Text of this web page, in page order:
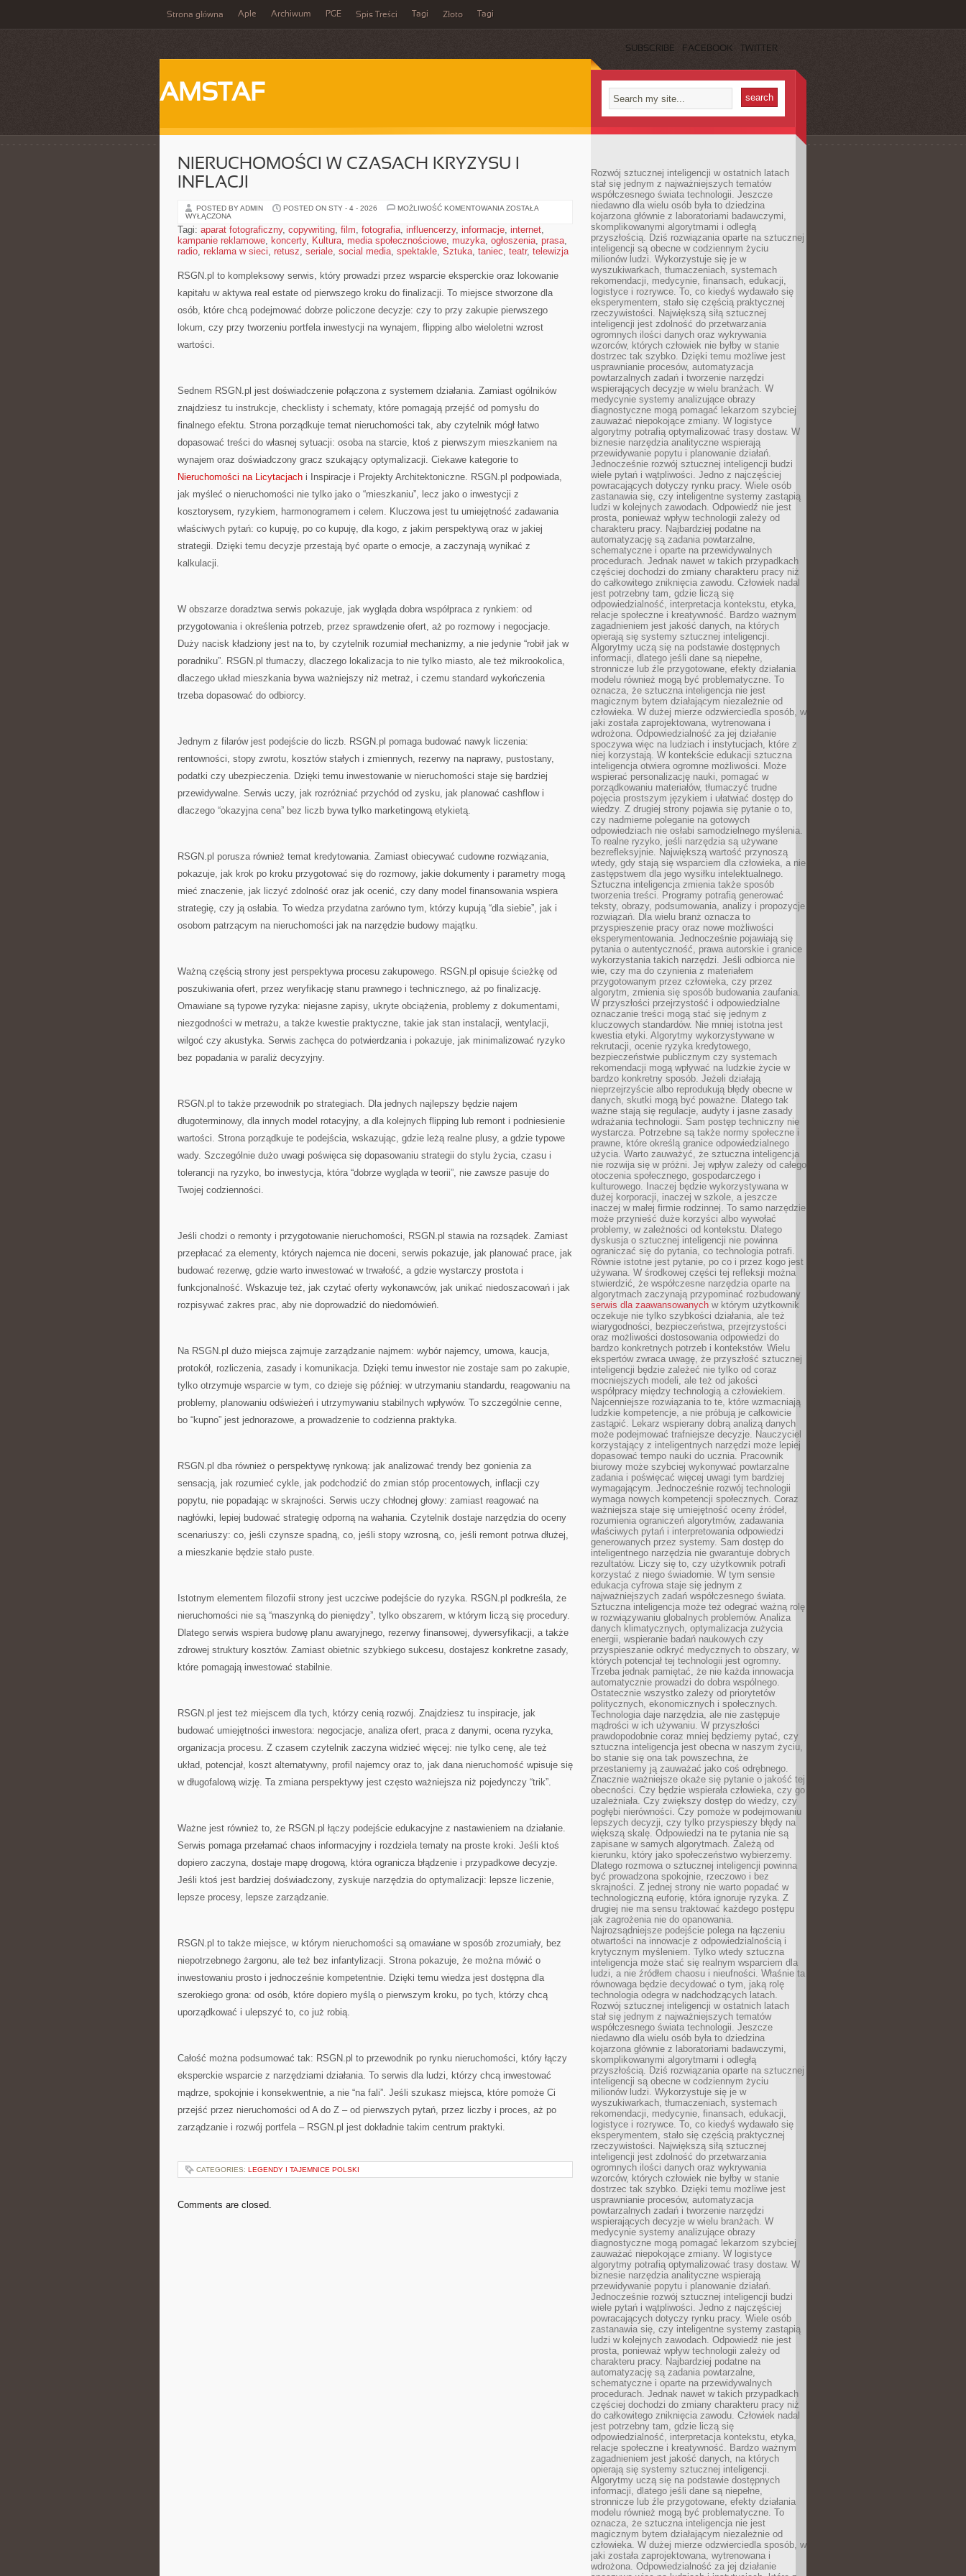
Strona główna Aple Archiwum PGE Spis Treści Tagi Złoto Tagi
SUBSCRIBE FACEBOOK TWITTER
AMSTAF
NIERUCHOMOŚCI W CZASACH KRYZYSU I
INFLACJI
POSTED BY ADMIN POSTED ON STY - 4 - 2026 MOŻLIWOŚĆ KOMENTOWANIA NIERUCHOMOŚCI
KRYZYSU
I
INFLACJI
ZOSTAŁA
WYŁĄCZONA
Tagi: aparat fotograficzny, copywriting, film, fotografia, influencerzy, informacje, internet,
kampanie reklamowe, koncerty, Kultura, media społecznościowe, muzyka, ogłoszenia, prasa,
radio, reklama w sieci, retusz, seriale, social media, spektakle, Sztuka, taniec, teatr, telewizja
RSGN.pl to kompleksowy serwis, który prowadzi przez wsparcie eksperckie oraz lokowanie
kapitału w aktywa real estate od pierwszego kroku do finalizacji. To miejsce stworzone dla
osób, które chcą podejmować dobrze policzone decyzje: czy to przy zakupie pierwszego
lokum, czy przy tworzeniu portfela inwestycji na wynajem, flipping albo wieloletni wzrost
wartości.
Sednem RSGN.pl jest doświadczenie połączona z systemem działania. Zamiast ogólników
znajdziesz tu instrukcje, checklisty i schematy, które pomagają przejść od pomysłu do
finalnego efektu. Strona porządkuje temat nieruchomości tak, aby czytelnik mógł łatwo
dopasować treści do własnej sytuacji: osoba na starcie, ktoś z pierwszym mieszkaniem na
wynajem oraz doświadczony gracz szukający optymalizacji. Ciekawe kategorie to
Nieruchomości na Licytacjach i Inspiracje i Projekty Architektoniczne. RSGN.pl podpowiada,
jak myśleć o nieruchomości nie tylko jako o “mieszkaniu”, lecz jako o inwestycji z
kosztorysem, ryzykiem, harmonogramem i celem. Kluczowa jest tu umiejętność zadawania
właściwych pytań: co kupuję, po co kupuję, dla kogo, z jakim perspektywą oraz w jakiej
strategii. Dzięki temu decyzje przestają być oparte o emocje, a zaczynają wynikać z
kalkulacji.
W obszarze doradztwa serwis pokazuje, jak wygląda dobra współpraca z rynkiem: od
przygotowania i określenia potrzeb, przez sprawdzenie ofert, aż po rozmowy i negocjacje.
Duży nacisk kładziony jest na to, by czytelnik rozumiał mechanizmy, a nie jedynie “robił jak w
poradniku”. RSGN.pl tłumaczy, dlaczego lokalizacja to nie tylko miasto, ale też mikrookolica,
dlaczego układ mieszkania bywa ważniejszy niż metraż, i czemu standard wykończenia
trzeba dopasować do odbiorcy.
Jednym z filarów jest podejście do liczb. RSGN.pl pomaga budować nawyk liczenia:
rentowności, stopy zwrotu, kosztów stałych i zmiennych, rezerwy na naprawy, pustostany,
podatki czy ubezpieczenia. Dzięki temu inwestowanie w nieruchomości staje się bardziej
przewidywalne. Serwis uczy, jak rozróżniać przychód od zysku, jak planować cashflow i
dlaczego “okazyjna cena” bez liczb bywa tylko marketingową etykietą.
RSGN.pl porusza również temat kredytowania. Zamiast obiecywać cudowne rozwiązania,
pokazuje, jak krok po kroku przygotować się do rozmowy, jakie dokumenty i parametry mogą
mieć znaczenie, jak liczyć zdolność oraz jak ocenić, czy dany model finansowania wspiera
strategię, czy ją osłabia. To wiedza przydatna zarówno tym, którzy kupują “dla siebie”, jak i
osobom patrzącym na nieruchomości jak na narzędzie budowy majątku.
Ważną częścią strony jest perspektywa procesu zakupowego. RSGN.pl opisuje ścieżkę od
poszukiwania ofert, przez weryfikację stanu prawnego i technicznego, aż po finalizację.
Omawiane są typowe ryzyka: niejasne zapisy, ukryte obciążenia, problemy z dokumentami,
niezgodności w metrażu, a także kwestie praktyczne, takie jak stan instalacji, wentylacji,
wilgoć czy akustyka. Serwis zachęca do potwierdzania i pokazuje, jak minimalizować ryzyko
bez popadania w paraliż decyzyjny.
RSGN.pl to także przewodnik po strategiach. Dla jednych najlepszy będzie najem
długoterminowy, dla innych model rotacyjny, a dla kolejnych flipping lub remont i podniesienie
wartości. Strona porządkuje te podejścia, wskazując, gdzie leżą realne plusy, a gdzie typowe
wady. Szczególnie dużo uwagi poświęca się dopasowaniu strategii do stylu życia, czasu i
tolerancji na ryzyko, bo inwestycja, która “dobrze wygląda w teorii”, nie zawsze pasuje do
Twojej codzienności.
Jeśli chodzi o remonty i przygotowanie nieruchomości, RSGN.pl stawia na rozsądek. Zamiast
przepłacać za elementy, których najemca nie doceni, serwis pokazuje, jak planować prace, jak
budować rezerwę, gdzie warto inwestować w trwałość, a gdzie wystarczy prostota i
funkcjonalność. Wskazuje też, jak czytać oferty wykonawców, jak unikać niedoszacowań i jak
rozpisywać zakres prac, aby nie doprowadzić do niedomówień.
Na RSGN.pl dużo miejsca zajmuje zarządzanie najmem: wybór najemcy, umowa, kaucja,
protokół, rozliczenia, zasady i komunikacja. Dzięki temu inwestor nie zostaje sam po zakupie,
tylko otrzymuje wsparcie w tym, co dzieje się później: w utrzymaniu standardu, reagowaniu na
problemy, planowaniu odświeżeń i utrzymywaniu stabilnych wpływów. To szczególnie cenne,
bo “kupno” jest jednorazowe, a prowadzenie to codzienna praktyka.
RSGN.pl dba również o perspektywę rynkową: jak analizować trendy bez gonienia za
sensacją, jak rozumieć cykle, jak podchodzić do zmian stóp procentowych, inflacji czy
popytu, nie popadając w skrajności. Serwis uczy chłodnej głowy: zamiast reagować na
nagłówki, lepiej budować strategię odporną na wahania. Czytelnik dostaje narzędzia do oceny
scenariuszy: co, jeśli czynsze spadną, co, jeśli stopy wzrosną, co, jeśli remont potrwa dłużej,
a mieszkanie będzie stało puste.
Istotnym elementem filozofii strony jest uczciwe podejście do ryzyka. RSGN.pl podkreśla, że
nieruchomości nie są “maszynką do pieniędzy”, tylko obszarem, w którym liczą się procedury.
Dlatego serwis wspiera budowę planu awaryjnego, rezerwy finansowej, dywersyfikacji, a także
zdrowej struktury kosztów. Zamiast obietnic szybkiego sukcesu, dostajesz konkretne zasady,
które pomagają inwestować stabilnie.
RSGN.pl jest też miejscem dla tych, którzy cenią rozwój. Znajdziesz tu inspiracje, jak
budować umiejętności inwestora: negocjacje, analiza ofert, praca z danymi, ocena ryzyka,
organizacja procesu. Z czasem czytelnik zaczyna widzieć więcej: nie tylko cenę, ale też
układ, potencjał, koszt alternatywny, profil najemcy oraz to, jak dana nieruchomość wpisuje się
w długofalową wizję. Ta zmiana perspektywy jest często ważniejsza niż pojedynczy “trik”.
Ważne jest również to, że RSGN.pl łączy podejście edukacyjne z nastawieniem na działanie.
Serwis pomaga przełamać chaos informacyjny i rozdziela tematy na proste kroki. Jeśli ktoś
dopiero zaczyna, dostaje mapę drogową, która ogranicza błądzenie i przypadkowe decyzje.
Jeśli ktoś jest bardziej doświadczony, zyskuje narzędzia do optymalizacji: lepsze liczenie,
lepsze procesy, lepsze zarządzanie.
RSGN.pl to także miejsce, w którym nieruchomości są omawiane w sposób zrozumiały, bez
niepotrzebnego żargonu, ale też bez infantylizacji. Strona pokazuje, że można mówić o
inwestowaniu prosto i jednocześnie kompetentnie. Dzięki temu wiedza jest dostępna dla
szerokiego grona: od osób, które dopiero myślą o pierwszym kroku, po tych, którzy chcą
uporządkować i ulepszyć to, co już robią.
Całość można podsumować tak: RSGN.pl to przewodnik po rynku nieruchomości, który łączy
eksperckie wsparcie z narzędziami działania. To serwis dla ludzi, którzy chcą inwestować
mądrze, spokojnie i konsekwentnie, a nie “na fali”. Jeśli szukasz miejsca, które pomoże Ci
przejść przez nieruchomości od A do Z – od pierwszych pytań, przez liczby i proces, aż po
zarządzanie i rozwój portfela – RSGN.pl jest dokładnie takim centrum praktyki.
CATEGORIES: LEGENDY I TAJEMNICE POLSKI
Comments are closed.
Rozwój sztucznej inteligencji w ostatnich latach
stał się jednym z najważniejszych tematów
współczesnego świata technologii. Jeszcze
niedawno dla wielu osób była to dziedzina
kojarzona głównie z laboratoriami badawczymi,
skomplikowanymi algorytmami i odległą
przyszłością. Dziś rozwiązania oparte na sztucznej
inteligencji są obecne w codziennym życiu
milionów ludzi. Wykorzystuje się je w
wyszukiwarkach, tłumaczeniach, systemach
rekomendacji, medycynie, finansach, edukacji,
logistyce i rozrywce. To, co kiedyś wydawało się
eksperymentem, stało się częścią praktycznej
rzeczywistości. Największą siłą sztucznej
inteligencji jest zdolność do przetwarzania
ogromnych ilości danych oraz wykrywania
wzorców, których człowiek nie byłby w stanie
dostrzec tak szybko. Dzięki temu możliwe jest
usprawnianie procesów, automatyzacja
powtarzalnych zadań i tworzenie narzędzi
wspierających decyzje w wielu branżach. W
medycynie systemy analizujące obrazy
diagnostyczne mogą pomagać lekarzom szybciej
zauważać niepokojące zmiany. W logistyce
algorytmy potrafią optymalizować trasy dostaw. W
biznesie narzędzia analityczne wspierają
przewidywanie popytu i planowanie działań.
Jednocześnie rozwój sztucznej inteligencji budzi
wiele pytań i wątpliwości. Jedno z najczęściej
powracających dotyczy rynku pracy. Wiele osób
zastanawia się, czy inteligentne systemy zastąpią
ludzi w kolejnych zawodach. Odpowiedź nie jest
prosta, ponieważ wpływ technologii zależy od
charakteru pracy. Najbardziej podatne na
automatyzację są zadania powtarzalne,
schematyczne i oparte na przewidywalnych
procedurach. Jednak nawet w takich przypadkach
częściej dochodzi do zmiany charakteru pracy niż
do całkowitego zniknięcia zawodu. Człowiek nadal
jest potrzebny tam, gdzie liczą się
odpowiedzialność, interpretacja kontekstu, etyka,
relacje społeczne i kreatywność. Bardzo ważnym
zagadnieniem jest jakość danych, na których
opierają się systemy sztucznej inteligencji.
Algorytmy uczą się na podstawie dostępnych
informacji, dlatego jeśli dane są niepełne,
stronnicze lub źle przygotowane, efekty działania
modelu również mogą być problematyczne. To
oznacza, że sztuczna inteligencja nie jest
magicznym bytem działającym niezależnie od
człowieka. W dużej mierze odzwierciedla sposób, w
jaki została zaprojektowana, wytrenowana i
wdrożona. Odpowiedzialność za jej działanie
spoczywa więc na ludziach i instytucjach, które z
niej korzystają. W kontekście edukacji sztuczna
inteligencja otwiera ogromne możliwości. Może
wspierać personalizację nauki, pomagać w
porządkowaniu materiałów, tłumaczyć trudne
pojęcia prostszym językiem i ułatwiać dostęp do
wiedzy. Z drugiej strony pojawia się pytanie o to,
czy nadmierne poleganie na gotowych
odpowiedziach nie osłabi samodzielnego myślenia.
To realne ryzyko, jeśli narzędzia są używane
bezrefleksyjnie. Największą wartość przynoszą
wtedy, gdy stają się wsparciem dla człowieka, a nie
zastępstwem dla jego wysiłku intelektualnego.
Sztuczna inteligencja zmienia także sposób
tworzenia treści. Programy potrafią generować
teksty, obrazy, podsumowania, analizy i propozycje
rozwiązań. Dla wielu branż oznacza to
przyspieszenie pracy oraz nowe możliwości
eksperymentowania. Jednocześnie pojawiają się
pytania o autentyczność, prawa autorskie i granice
wykorzystania takich narzędzi. Jeśli odbiorca nie
wie, czy ma do czynienia z materiałem
przygotowanym przez człowieka, czy przez
algorytm, zmienia się sposób budowania zaufania.
W przyszłości przejrzystość i odpowiedzialne
oznaczanie treści mogą stać się jednym z
kluczowych standardów. Nie mniej istotna jest
kwestia etyki. Algorytmy wykorzystywane w
rekrutacji, ocenie ryzyka kredytowego,
bezpieczeństwie publicznym czy systemach
rekomendacji mogą wpływać na ludzkie życie w
bardzo konkretny sposób. Jeżeli działają
nieprzejrzyście albo reprodukują błędy obecne w
danych, skutki mogą być poważne. Dlatego tak
ważne stają się regulacje, audyty i jasne zasady
wdrażania technologii. Sam postęp techniczny nie
wystarcza. Potrzebne są także normy społeczne i
prawne, które określą granice odpowiedzialnego
użycia. Warto zauważyć, że sztuczna inteligencja
nie rozwija się w próżni. Jej wpływ zależy od całego
otoczenia społecznego, gospodarczego i
kulturowego. Inaczej będzie wykorzystywana w
dużej korporacji, inaczej w szkole, a jeszcze
inaczej w małej firmie rodzinnej. To samo narzędzie
może przynieść duże korzyści albo wywołać
problemy, w zależności od kontekstu. Dlatego
dyskusja o sztucznej inteligencji nie powinna
ograniczać się do pytania, co technologia potrafi.
Równie istotne jest pytanie, po co i przez kogo jest
używana. W środkowej części tej refleksji można
stwierdzić, że współczesne narzędzia oparte na
algorytmach zaczynają przypominać rozbudowany
serwis dla zaawansowanych w którym użytkownik
oczekuje nie tylko szybkości działania, ale też
wiarygodności, bezpieczeństwa, przejrzystości
oraz możliwości dostosowania odpowiedzi do
bardzo konkretnych potrzeb i kontekstów. Wielu
ekspertów zwraca uwagę, że przyszłość sztucznej
inteligencji będzie zależeć nie tylko od coraz
mocniejszych modeli, ale też od jakości
współpracy między technologią a człowiekiem.
Najcenniejsze rozwiązania to te, które wzmacniają
ludzkie kompetencje, a nie próbują je całkowicie
zastąpić. Lekarz wspierany dobrą analizą danych
może podejmować trafniejsze decyzje. Nauczyciel
korzystający z inteligentnych narzędzi może lepiej
dopasować tempo nauki do ucznia. Pracownik
biurowy może szybciej wykonywać powtarzalne
zadania i poświęcać więcej uwagi tym bardziej
wymagającym. Jednocześnie rozwój technologii
wymaga nowych kompetencji społecznych. Coraz
ważniejsza staje się umiejętność oceny źródeł,
rozumienia ograniczeń algorytmów, zadawania
właściwych pytań i interpretowania odpowiedzi
generowanych przez systemy. Sam dostęp do
inteligentnego narzędzia nie gwarantuje dobrych
rezultatów. Liczy się to, czy użytkownik potrafi
korzystać z niego świadomie. W tym sensie
edukacja cyfrowa staje się jednym z
najważniejszych zadań współczesnego świata.
Sztuczna inteligencja może też odegrać ważną rolę
w rozwiązywaniu globalnych problemów. Analiza
danych klimatycznych, optymalizacja zużycia
energii, wspieranie badań naukowych czy
przyspieszanie odkryć medycznych to obszary, w
których potencjał tej technologii jest ogromny.
Trzeba jednak pamiętać, że nie każda innowacja
automatycznie prowadzi do dobra wspólnego.
Ostatecznie wszystko zależy od priorytetów
politycznych, ekonomicznych i społecznych.
Technologia daje narzędzia, ale nie zastępuje
mądrości w ich używaniu. W przyszłości
prawdopodobnie coraz mniej będziemy pytać, czy
sztuczna inteligencja jest obecna w naszym życiu,
bo stanie się ona tak powszechna, że
przestaniemy ją zauważać jako coś odrębnego.
Znacznie ważniejsze okaże się pytanie o jakość tej
obecności. Czy będzie wspierała człowieka, czy go
uzależniała. Czy zwiększy dostęp do wiedzy, czy
pogłębi nierówności. Czy pomoże w podejmowaniu
lepszych decyzji, czy tylko przyspieszy błędy na
większą skalę. Odpowiedzi na te pytania nie są
zapisane w samych algorytmach. Zależą od
kierunku, który jako społeczeństwo wybierzemy.
Dlatego rozmowa o sztucznej inteligencji powinna
być prowadzona spokojnie, rzeczowo i bez
skrajności. Z jednej strony nie warto popadać w
technologiczną euforię, która ignoruje ryzyka. Z
drugiej nie ma sensu traktować każdego postępu
jak zagrożenia nie do opanowania.
Najrozsądniejsze podejście polega na łączeniu
otwartości na innowacje z odpowiedzialnością i
krytycznym myśleniem. Tylko wtedy sztuczna
inteligencja może stać się realnym wsparciem dla
ludzi, a nie źródłem chaosu i nieufności. Właśnie ta
równowaga będzie decydować o tym, jaką rolę
technologia odegra w nadchodzących latach.
Rozwój sztucznej inteligencji w ostatnich latach
stał się jednym z najważniejszych tematów
współczesnego świata technologii. Jeszcze
niedawno dla wielu osób była to dziedzina
kojarzona głównie z laboratoriami badawczymi,
skomplikowanymi algorytmami i odległą
przyszłością. Dziś rozwiązania oparte na sztucznej
inteligencji są obecne w codziennym życiu
milionów ludzi. Wykorzystuje się je w
wyszukiwarkach, tłumaczeniach, systemach
rekomendacji, medycynie, finansach, edukacji,
logistyce i rozrywce. To, co kiedyś wydawało się
eksperymentem, stało się częścią praktycznej
rzeczywistości. Największą siłą sztucznej
inteligencji jest zdolność do przetwarzania
ogromnych ilości danych oraz wykrywania
wzorców, których człowiek nie byłby w stanie
dostrzec tak szybko. Dzięki temu możliwe jest
usprawnianie procesów, automatyzacja
powtarzalnych zadań i tworzenie narzędzi
wspierających decyzje w wielu branżach. W
medycynie systemy analizujące obrazy
diagnostyczne mogą pomagać lekarzom szybciej
zauważać niepokojące zmiany. W logistyce
algorytmy potrafią optymalizować trasy dostaw. W
biznesie narzędzia analityczne wspierają
przewidywanie popytu i planowanie działań.
Jednocześnie rozwój sztucznej inteligencji budzi
wiele pytań i wątpliwości. Jedno z najczęściej
powracających dotyczy rynku pracy. Wiele osób
zastanawia się, czy inteligentne systemy zastąpią
ludzi w kolejnych zawodach. Odpowiedź nie jest
prosta, ponieważ wpływ technologii zależy od
charakteru pracy. Najbardziej podatne na
automatyzację są zadania powtarzalne,
schematyczne i oparte na przewidywalnych
procedurach. Jednak nawet w takich przypadkach
częściej dochodzi do zmiany charakteru pracy niż
do całkowitego zniknięcia zawodu. Człowiek nadal
jest potrzebny tam, gdzie liczą się
odpowiedzialność, interpretacja kontekstu, etyka,
relacje społeczne i kreatywność. Bardzo ważnym
zagadnieniem jest jakość danych, na których
opierają się systemy sztucznej inteligencji.
Algorytmy uczą się na podstawie dostępnych
informacji, dlatego jeśli dane są niepełne,
stronnicze lub źle przygotowane, efekty działania
modelu również mogą być problematyczne. To
oznacza, że sztuczna inteligencja nie jest
magicznym bytem działającym niezależnie od
człowieka. W dużej mierze odzwierciedla sposób, w
jaki została zaprojektowana, wytrenowana i
wdrożona. Odpowiedzialność za jej działanie